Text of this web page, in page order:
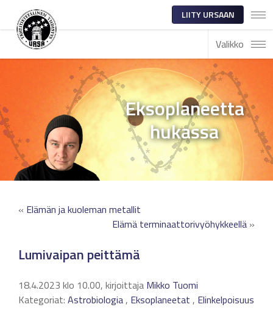
LIITY URSAAN
Valikko
Eksoplaneetta
hukassa
« Elämän ja kuoleman metallit
Elämä terminaattorivyöhykkeellä »
Lumivaipan peittämä
18.4.2023 klo 10.00, kirjoittaja Mikko Tuomi
Kategoriat: Astrobiologia, Eksoplaneetat , Elinkelpoisuus